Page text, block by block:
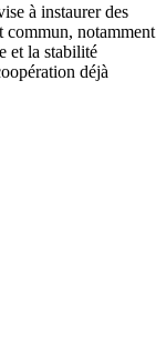
à instaurer des
commun, notamment
et la stabilité
déjà